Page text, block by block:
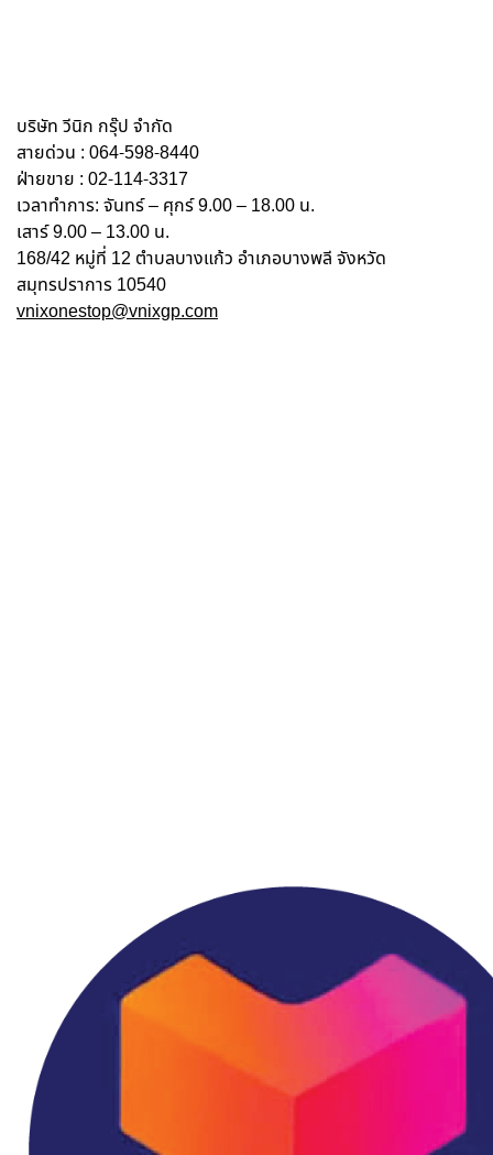
บริษัท วีนิก กรุ๊ป จำกัด
สายด่วน : 064-598-8440
ฝ่ายขาย : 02-114-3317
เวลาทำการ: จันทร์ – ศุกร์ 9.00 – 18.00 น.
เสาร์ 9.00 – 13.00 น.
168/42 หมู่ที่ 12 ตำบลบางแก้ว อำเภอบางพลี จังหวัด
สมุทรปราการ 10540
vnixonestop@vnixgp.com